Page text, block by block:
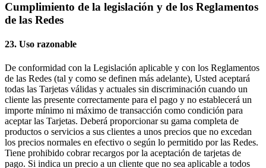
Cumplimiento de la legislación y de los Reglamentos
de las Redes
23. Uso razonable
De conformidad con la Legislación aplicable y con los Reglamentos
de las Redes (tal y como se definen más adelante), Usted aceptará
todas las Tarjetas válidas y actuales sin discriminación cuando un
cliente las presente correctamente para el pago y no establecerá un
importe mínimo ni máximo de transacción como condición para
aceptar las Tarjetas. Deberá proporcionar su gama completa de
productos o servicios a sus clientes a unos precios que no excedan
los precios normales en efectivo o según lo permitido por las Redes.
Tiene prohibido cobrar recargos por la aceptación de tarjetas de
pago. Si indica un precio a un cliente que no sea aplicable a todos